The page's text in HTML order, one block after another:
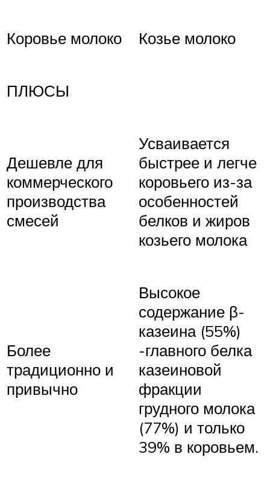
Коровье молоко Козье молоко
ПЛЮСЫ
Дешевле для
коммерческого
производства
смесей
Усваивается
быстрее и легче
коровьего из-за
особенностей
белков и жиров
козьего молока
Более
традиционно и
привычно
Высокое
содержание β-
казеина (55%)
-главного белка
казеиновой
фракции
грудного молока
(77%) и только
39% в коровьем.